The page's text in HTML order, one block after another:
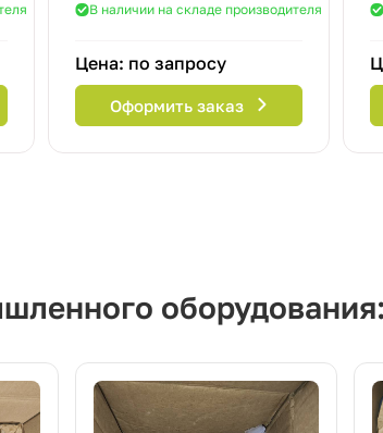
В наличии на складе производителя
Цена: по запросу
Оформить заказ